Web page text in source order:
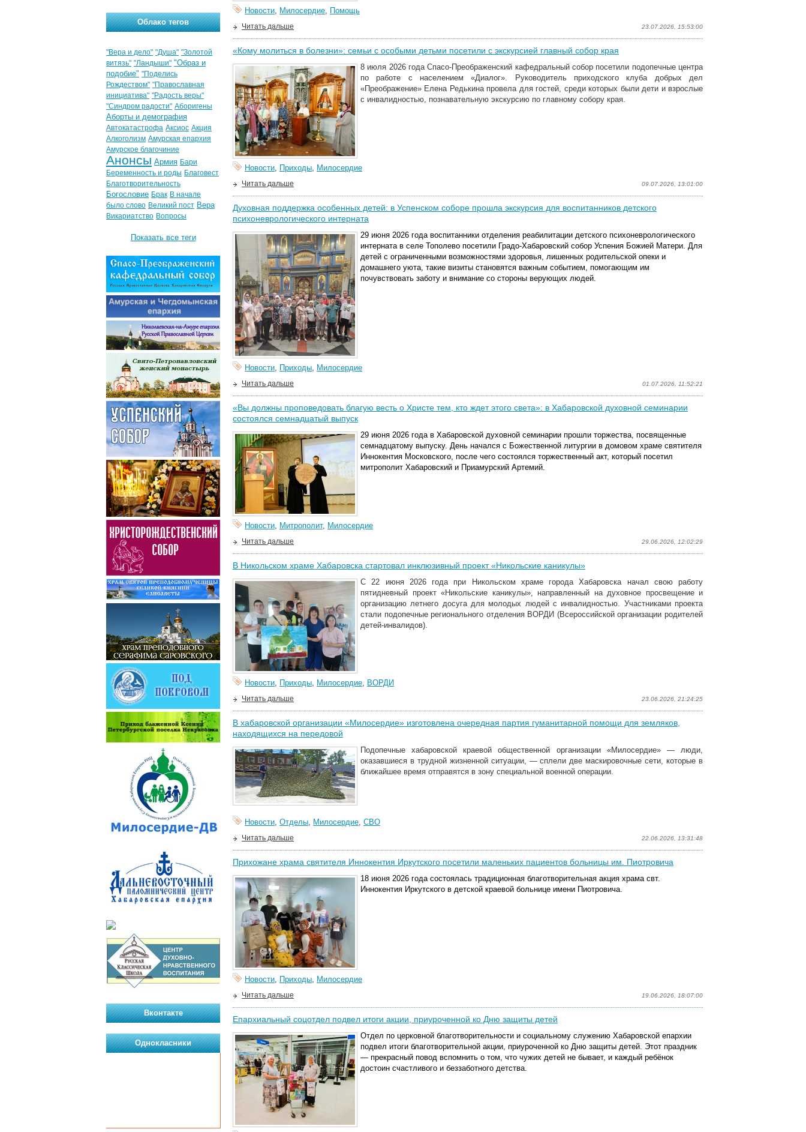
Новости, Милосердие, Помощь
23.07.2026, 15:53:00
Читать дальше
«Кому молиться в болезни»: семьи с особыми детьми посетили с экскурсией главный собор края
8 июля 2026 года Спасо-Преображенский кафедральный собор посетили подопечные центра
по работе с населением «Диалог». Руководитель приходского клуба добрых дел
«Преображение» Елена Редькина провела для гостей, среди которых были дети и взрослые
с инвалидностью, познавательную экскурсию по главному собору края.
Новости, Приходы, Милосердие
09.07.2026, 13:01:00
Читать дальше
Духовная поддержка особенных детей: в Успенском соборе прошла экскурсия для воспитанников детского
психоневрологического интерната
29 июня 2026 года воспитанники отделения реабилитации детского психоневрологического
интерната в селе Тополево посетили Градо-Хабаровский собор Успения Божией Матери. Для
детей с ограниченными возможностями здоровья, лишенных родительской опеки и
домашнего уюта, такие визиты становятся важным событием, помогающим им
почувствовать заботу и внимание со стороны верующих людей.
Новости, Приходы, Милосердие
01.07.2026, 11:52:21
Читать дальше
«Вы должны проповедовать благую весть о Христе тем, кто ждет этого света»: в Хабаровской духовной семинарии
состоялся семнадцатый выпуск
29 июня 2026 года в Хабаровской духовной семинарии прошли торжества, посвященные
семнадцатому выпуску. День начался с Божественной литургии в домовом храме святителя
Иннокентия Московского, после чего состоялся торжественный акт, который посетил
митрополит Хабаровский и Приамурский Артемий.
Новости, Митрополит, Милосердие
29.06.2026, 12:02:29
Читать дальше
В Никольском храме Хабаровска стартовал инклюзивный проект «Никольские каникулы»
С 22 июня 2026 года при Никольском храме города Хабаровска начал свою работу
пятидневный проект «Никольские каникулы», направленный на духовное просвещение и
организацию летнего досуга для молодых людей с инвалидностью. Участниками проекта
стали подопечные регионального отделения ВОРДИ (Всероссийской организации родителей
детей-инвалидов).
Новости, Приходы, Милосердие, ВОРДИ
23.06.2026, 21:24:25
Читать дальше
В хабаровской организации «Милосердие» изготовлена очередная партия гуманитарной помощи для земляков,
находящихся на передовой
Подопечные хабаровской краевой общественной организации «Милосердие» — люди,
оказавшиеся в трудной жизненной ситуации, — сплели две маскировочные сети, которые в
ближайшее время отправятся в зону специальной военной операции.
Новости, Отделы, Милосердие, СВО
22.06.2026, 13:31:48
Читать дальше
Прихожане храма святителя Иннокентия Иркутского посетили маленьких пациентов больницы им. Пиотровича
18 июня 2026 года состоялась традиционная благотворительная акция храма свт.
Иннокентия Иркутского в детской краевой больнице имени Пиотровича.
Новости, Приходы, Милосердие
19.06.2026, 18:07:00
Читать дальше
Епархиальный соцотдел подвел итоги акции, приуроченной ко Дню защиты детей
Отдел по церковной благотворительности и социальному служению Хабаровской епархии
подвел итоги благотворительной акции, приуроченной ко Дню защиты детей. Этот праздник
— прекрасный повод вспомнить о том, что чужих детей не бывает, и каждый ребёнок
достоин счастливого и беззаботного детства.
Облако тегов
"Вера и дело" "Душа" "Золотой
витязь" "Ландыши" "Образ и
подобие" "Поделись
Рождеством" "Православная
инициатива" "Радость веры"
"Синдром радости" Аборигены
Аборты и демография
Автокатастрофа Аксиос Акция
Алкоголизм Амурская епархия
Амурское благочиние
Анонсы Армия Бари
Беременность и роды Благовест
Благотворительность
Богословие Брак В начале
было слово Великий пост Вера
Викариатство Вопросы
Показать все теги
Вконтакте
Однокласники